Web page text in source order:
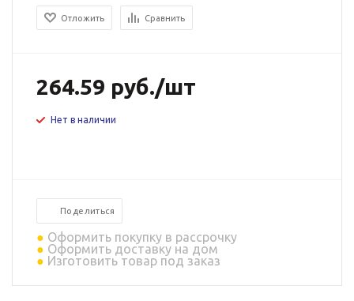
Отложить Сравнить
264.59 руб./шт
Нет в наличии
Поделиться
Оформить покупку в рассрочку
Оформить доставку на дом
Изготовить товар под заказ